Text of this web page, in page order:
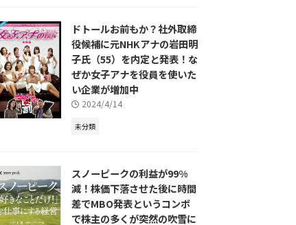
ドトールお前もか？社外取締
役候補に元NHKアナの岩田明
子氏（55）を内定と発表！な
ぜか女子アナを役員を使いた
い企業が増加中
2024/4/14
未分類
スノーピークの利益が99%
減！株価下落させた後に時間
差でMBO発表というコンボ
で株主の多くが突然の吹雪に